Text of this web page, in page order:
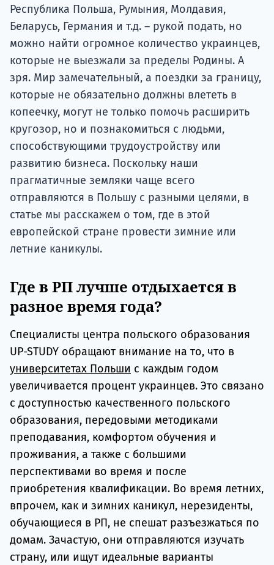
Республика Польша, Румыния, Молдавия,
Беларусь, Германия и т.д. – рукой подать, но
можно найти огромное количество украинцев,
которые не выезжали за пределы Родины. А
зря. Мир замечательный, а поездки за границу,
которые не обязательно должны влететь в
копеечку, могут не только помочь расширить
кругозор, но и познакомиться с людьми,
способствующими трудоустройству или
развитию бизнеса. Поскольку наши
прагматичные земляки чаще всего
отправляются в Польшу с разными целями, в
статье мы расскажем о том, где в этой
европейской стране провести зимние или
летние каникулы.
Где в РП лучше отдыхается в
разное время года?
Специалисты центра польского образования
UP-STUDY обращают внимание на то, что в
университетах Польши с каждым годом
увеличивается процент украинцев. Это связано
с доступностью качественного польского
образования, передовыми методиками
преподавания, комфортом обучения и
проживания, а также с большими
перспективами во время и после
приобретения квалификации. Во время летних,
впрочем, как и зимних каникул, нерезиденты,
обучающиеся в РП, не спешат разъезжаться по
домам. Зачастую, они отправляются изучать
страну, или ищут идеальные варианты